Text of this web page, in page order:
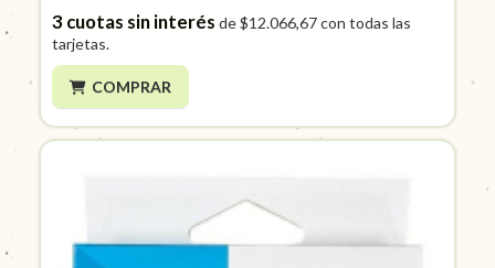
3cuotas sin interés de$12.066,67con todas las
tarjetas.
COMPRAR